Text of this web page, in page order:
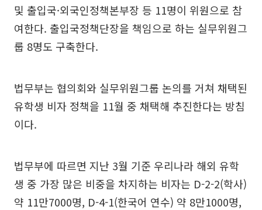
및 출입국·외국인정책본부장 등 11명이 위원으로 참
여한다. 출입국정책단장을 책임으로 하는 실무위원그
룹 8명도 구축한다.
법무부는 협의회와 실무위원그룹 논의를 거쳐 채택된
유학생 비자 정책을 11월 중 채택해 추진한다는 방침
이다.
법무부에 따르면 지난 3월 기준 우리나라 해외 유학
생 중 가장 많은 비중을 차지하는 비자는 D-2-2(학사)
약 11만7000명, D-4-1(한국어 연수) 약 8만1000명,